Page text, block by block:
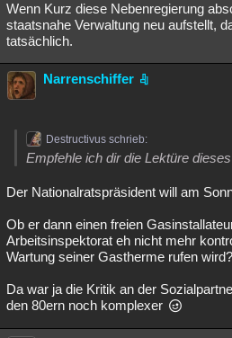
Wenn Kurz diese Nebenregierung
staatsnahe Verwaltung neu aufstellt,
tatsächlich.
Narrenschiffer
Destructivus schrieb:
Empfehle ich dir die Lektüre
Der Nationalratspräsident will am
Ob er dann einen freien
Arbeitsinspektorat eh nicht mehr
Wartung seiner Gastherme rufen wird?
Da war ja die Kritik an der
den 80ern noch komplexer